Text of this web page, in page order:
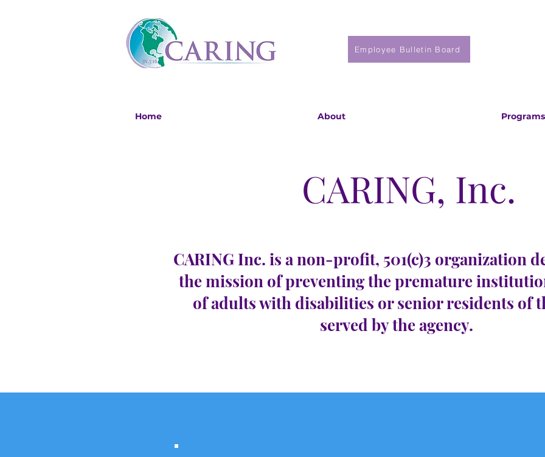
Employee Bulletin Board
Home About Programs
CARING, Inc.
CARING Inc. is a non-profit, 501(c)3 organization
the mission of preventing the premature
of adults with disabilities or senior residents of
served by the agency.